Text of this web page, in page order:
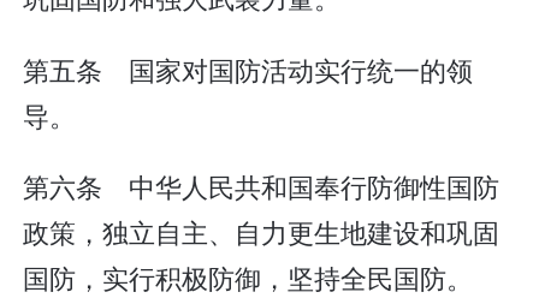
第五条 国家对国防活动实行统一的领
导。
第六条 中华人民共和国奉行防御性国防
政策，独立自主、自力更生地建设和巩固
国防，实行积极防御，坚持全民国防。